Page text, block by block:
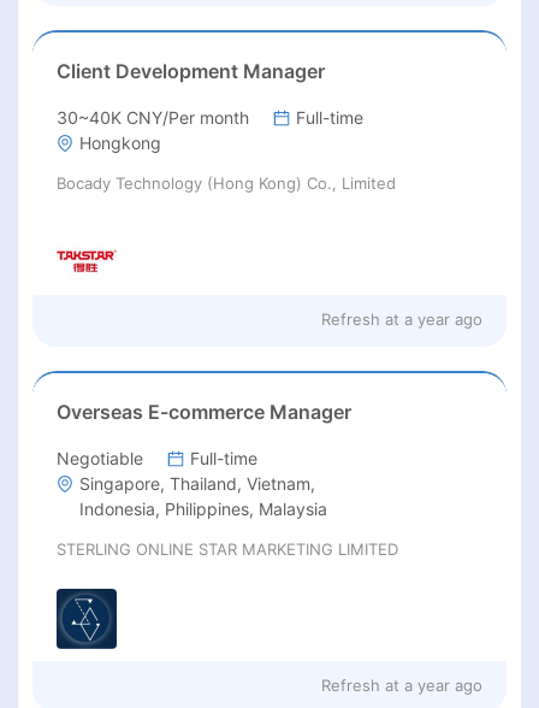
Client Development Manager
30~40K CNY/Per month
Full-time
Hongkong
Bocady Technology (Hong Kong) Co., Limited
Refresh at a year ago
Overseas E-commerce Manager
Negotiable
Full-time
Singapore, Thailand, Vietnam,
Indonesia, Philippines, Malaysia
STERLING ONLINE STAR MARKETING LIMITED
Refresh at a year ago